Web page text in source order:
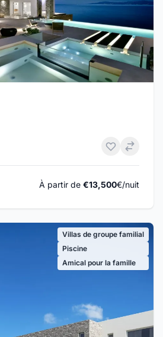
À partir de €13,500€/nuit
Villas de groupe familial
Piscine
Amical pour la famille